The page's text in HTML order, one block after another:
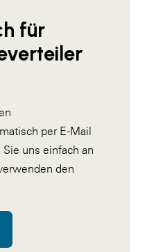
für
per E-Mail
uns einfach an
den